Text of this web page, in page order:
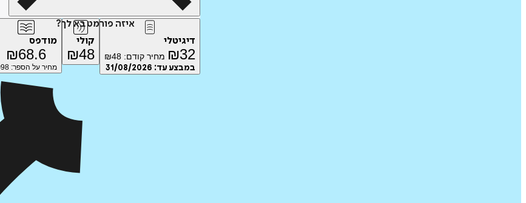
איזה פורמט בא לך?
דיגיטלי
₪32 מחיר קודם: ₪48
במבצע עד: 31/08/2026
קולי
₪48
מודפס
₪68.6
מחיר על הספר: ₪ 98